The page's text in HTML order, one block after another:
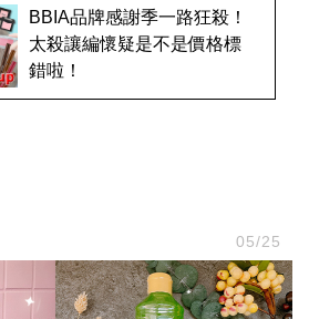
BBIA品牌感謝季一路狂殺！
太殺讓編懷疑是不是價格標
錯啦！
05/25